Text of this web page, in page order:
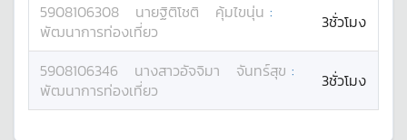
5908106308 นายฐิติโชติ คุ้มไขนุ่น :
พัฒนาการท่องเที่ยว
3ชั่วโมง
5908106346 นางสาวอัจจิมา จันทร์สุข :
พัฒนาการท่องเที่ยว
3ชั่วโมง